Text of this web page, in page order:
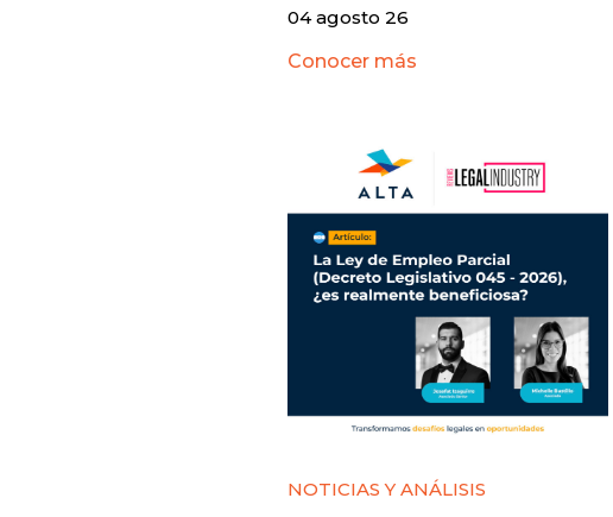
04 agosto 26
Conocer más
NOTICIAS Y ANÁLISIS